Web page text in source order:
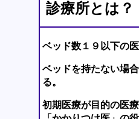
診療所とは？
ベッド数１９以下の
ベッドを持たない場
る。
初期医療が目的の医療